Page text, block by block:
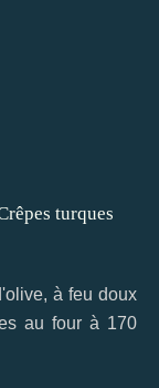
à feu doux
au four à 170